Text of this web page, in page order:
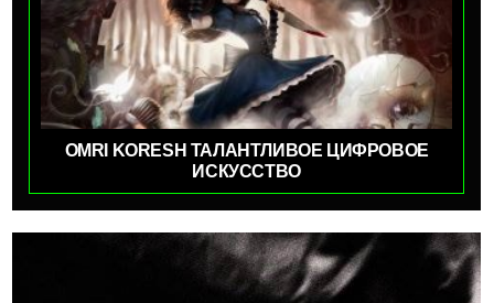
OMRI KORESH ТАЛАНТЛИВОЕ ЦИФРОВОЕ
ИСКУССТВО